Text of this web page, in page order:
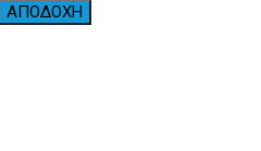
ΑΠΟΔΟΧΗ